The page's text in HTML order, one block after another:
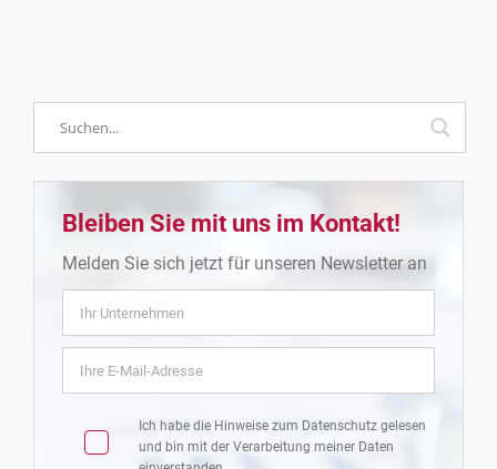
Bleiben Sie mit uns im Kontakt!
Melden Sie sich jetzt für unseren Newsletter an
Ich habe die Hinweise zum Datenschutz gelesen
und bin mit der Verarbeitung meiner Daten